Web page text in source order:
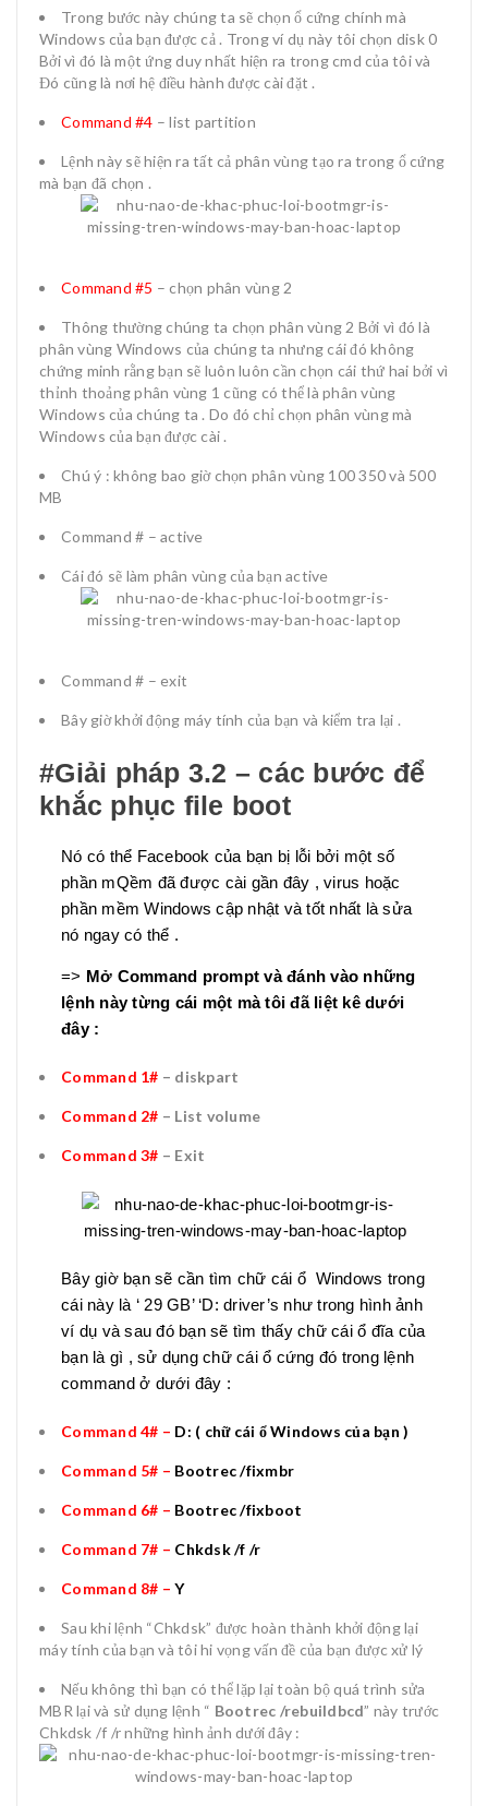
Trong bước này chúng ta sẽ chọn ổ cứng chính mà
Windows của bạn được cả . Trong ví dụ này tôi chọn disk 0
Bởi vì đó là một ứng duy nhất hiện ra trong cmd của tôi và
Đó cũng là nơi hệ điều hành được cài đặt .
Command #4 – list partition
Lệnh này sẽ hiện ra tất cả phân vùng tạo ra trong ổ cứng
mà bạn đã chọn .
Command #5 – chọn phân vùng 2
Thông thường chúng ta chọn phân vùng 2 Bởi vì đó là
phân vùng Windows của chúng ta nhưng cái đó không
chứng minh rằng bạn sẽ luôn luôn cần chọn cái thứ hai bởi vì
thỉnh thoảng phân vùng 1 cũng có thể là phân vùng
Windows của chúng ta . Do đó chỉ chọn phân vùng mà
Windows của bạn được cài .
Chú ý : không bao giờ chọn phân vùng 100 350 và 500
MB
Command # – active
Cái đó sẽ làm phân vùng của bạn active
Command # – exit
Bây giờ khởi động máy tính của bạn và kiểm tra lại .
#Giải pháp 3.2 – các bước để
khắc phục file boot
Nó có thể Facebook của bạn bị lỗi bởi một số
phần mQềm đã được cài gần đây , virus hoặc
phần mềm Windows cập nhật và tốt nhất là sửa
nó ngay có thể .
=> Mở Command prompt và đánh vào những
lệnh này từng cái một mà tôi đã liệt kê dưới
đây :
Command 1# – diskpart
Command 2# – List volume
Command 3# – Exit
Bây giờ bạn sẽ cần tìm chữ cái ổ Windows trong
cái này là ‘ 29 GB’ ‘D: driver’s như trong hình ảnh
ví dụ và sau đó bạn sẽ tìm thấy chữ cái ổ đĩa của
bạn là gì , sử dụng chữ cái ổ cứng đó trong lệnh
command ở dưới đây :
Command 4# – D: ( chữ cái ổ Windows của bạn )
Command 5# – Bootrec /fixmbr
Command 6# – Bootrec /fixboot
Command 7# – Chkdsk /f /r
Command 8# –Y
Sau khi lệnh “Chkdsk” được hoàn thành khởi động lại
máy tính của bạn và tôi hi vọng vấn đề của bạn được xử lý
Nếu không thì bạn có thể lặp lại toàn bộ quá trình sửa
MBR lại và sử dụng lệnh “ Bootrec /rebuildbcd” này trước
Chkdsk /f /r những hình ảnh dưới đây :